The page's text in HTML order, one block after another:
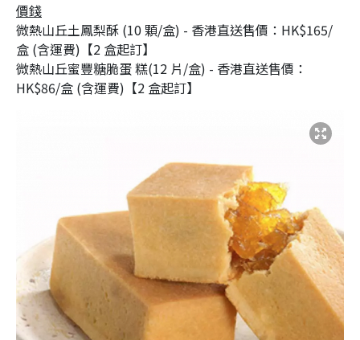
價錢
微熱山丘土鳳梨酥 (10 顆/盒) - 香港直送售價：HK$165/
盒 (含運費)【2 盒起訂】
微熱山丘蜜豐糖脆蛋 糕(12 片/盒) - 香港直送售價：
HK$86/盒 (含運費)【2 盒起訂】